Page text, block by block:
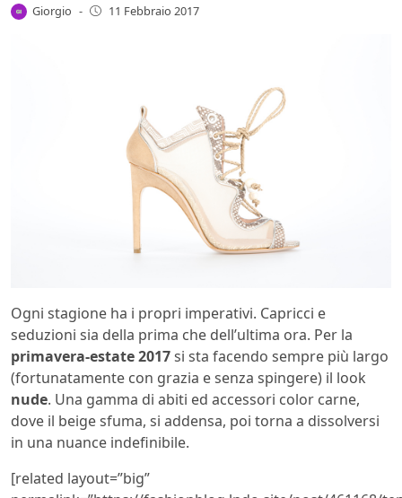
Giorgio - 11 Febbraio 2017
Ogni stagione ha i propri imperativi. Capricci e
seduzioni sia della prima che dell’ultima ora. Per la
primavera-estate 2017si sta facendo sempre più largo
(fortunatamente con grazia e senza spingere) il look
nude. Una gamma di abiti ed accessori color carne,
dove il beige sfuma, si addensa, poi torna a dissolversi
in una nuance indefinibile.
[related layout=”big”